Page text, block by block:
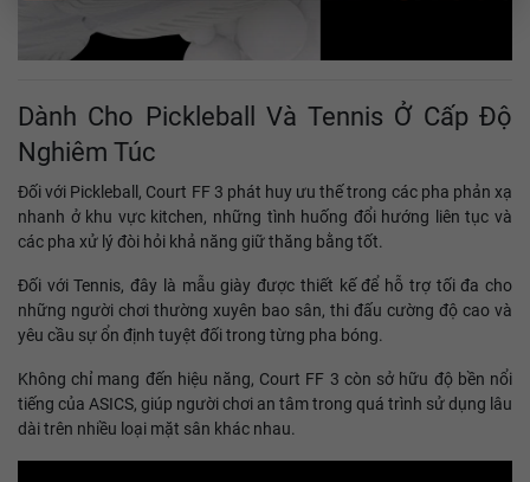
Dành Cho Pickleball Và Tennis Ở Cấp Độ
Nghiêm Túc
Đối với Pickleball, Court FF 3 phát huy ưu thế trong các pha phản xạ
nhanh ở khu vực kitchen, những tình huống đổi hướng liên tục và
các pha xử lý đòi hỏi khả năng giữ thăng bằng tốt.
Đối với Tennis, đây là mẫu giày được thiết kế để hỗ trợ tối đa cho
những người chơi thường xuyên bao sân, thi đấu cường độ cao và
yêu cầu sự ổn định tuyệt đối trong từng pha bóng.
Không chỉ mang đến hiệu năng, Court FF 3 còn sở hữu độ bền nổi
tiếng của ASICS, giúp người chơi an tâm trong quá trình sử dụng lâu
dài trên nhiều loại mặt sân khác nhau.